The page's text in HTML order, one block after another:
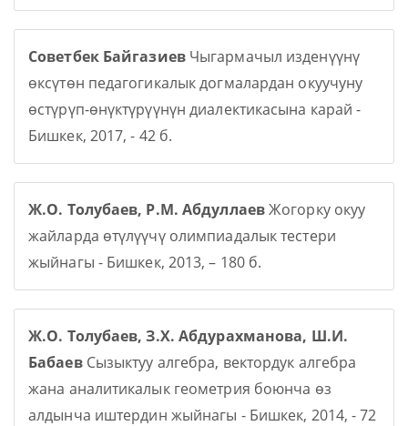
Советбек БайгазиевЧыгармачыл изденүүнү
өксүтөн педагогикалык догмалардан окуучуну
өстүрүп-өнүктүрүүнүн диалектикасына карай -
Бишкек, 2017, - 42 б.
Ж.О. Толубаев, Р.М. АбдуллаевЖогорку окуу
жайларда өтүлүүчү олимпиадалык тестери
жыйнагы - Бишкек, 2013, – 180 б.
Ж.О. Толубаев, З.Х. Абдурахманова, Ш.И.
БабаевСызыктуу алгебра, вектордук алгебра
жана аналитикалык геометрия боюнча өз
алдынча иштердин жыйнагы - Бишкек, 2014, - 72